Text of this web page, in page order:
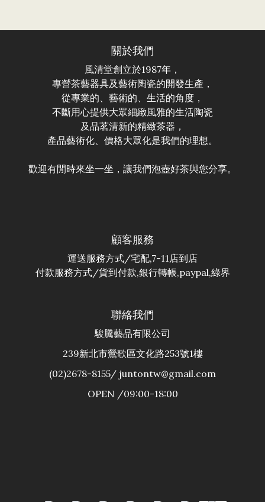
關於我們
風清堂創立於1987年，
專營茶藝器具及藝術陶瓷的開發生產，
從專業的、藝術的、生活的角度，
不斷用心提供大眾細緻風雅的生活陶瓷
及品茗清新的精緻茶器，
產品藝術化、價格大眾化是我們的理想。
歡迎有閒時來坐一坐，讓我們泡壺好茶與您分享。
顧客服務
運送服務方式/宅配,7-11店到店
付款服務方式/貨到付款,銀行轉帳,paypal,綠界
聯絡我們
駿騰藝品有限公司
239新北市鶯歌區文化路253號1樓
(02)2678-8155/ juntontw@gmail.com
OPEN /09:00-18:00